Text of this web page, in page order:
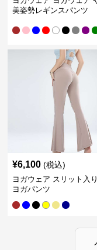
美姿勢レギンスパンツ
¥6,100 (税込)
ヨガウェア スリット入
ヨガパンツ